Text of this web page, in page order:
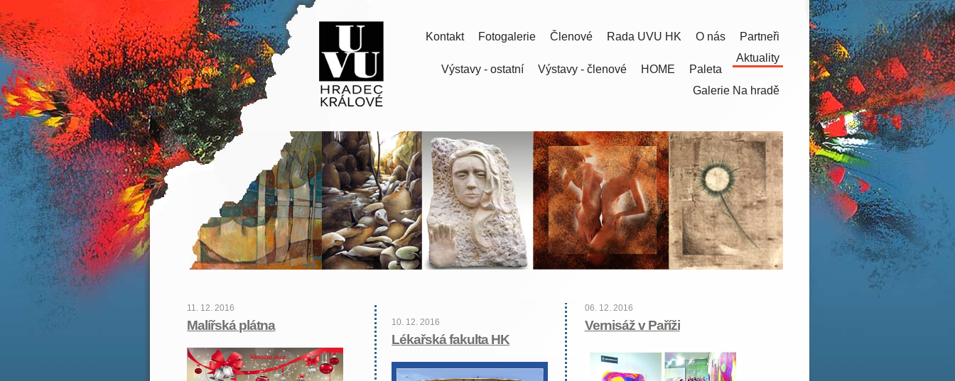
Partneři
O nás
Rada UVU HK
Členové
Fotogalerie
Kontakt
Aktuality
Paleta
HOME
Výstavy - členové
Výstavy - ostatní
Galerie Na hradě
11. 12. 2016
Malířská plátna
06. 12. 2016
Vernisáž v Paříži
10. 12. 2016
Lékařská fakulta HK